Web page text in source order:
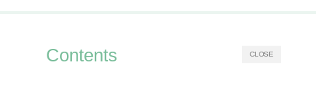
CLOSE
Contents